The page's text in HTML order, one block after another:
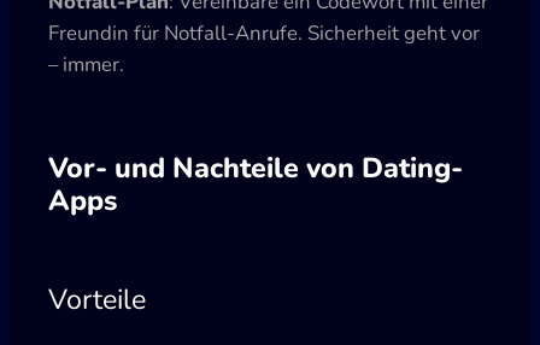
Freundin für Notfall-Anrufe. Sicherheit geht vor
– immer.
Vor- und Nachteile von Dating-
Apps
Vorteile